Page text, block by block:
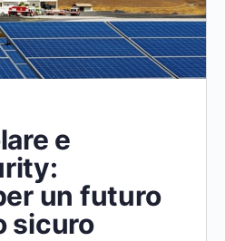
e
un futuro
sicuro